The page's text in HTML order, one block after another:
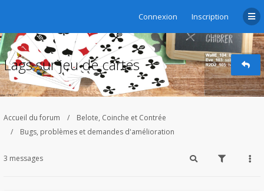
Connexion Inscription
Lags sur jeu de cartes
Accueil du forum
Belote, Coinche et Contrée
Bugs, problèmes et demandes d'amélioration
3 messages